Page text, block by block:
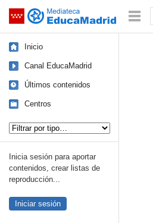
Saltar navegación
Inicio
Canal EducaMadrid
Últimos contenidos
Centros
Inicia sesión para aportar
contenidos, crear listas de
reproducción...
Iniciar sesión